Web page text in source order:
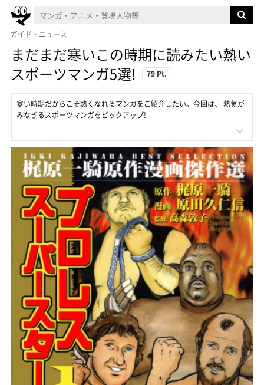
ガイド・ニュース
まだまだ寒いこの時期に読みたい熱い
スポーツマンガ5選!
79 Pt.
寒い時期だからこそ熱くなれるマンガをご紹介したい。今回は、 熱気が
みなぎるスポーツマンガをピックアップ!